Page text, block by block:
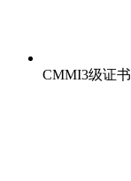
CMMI3级证书